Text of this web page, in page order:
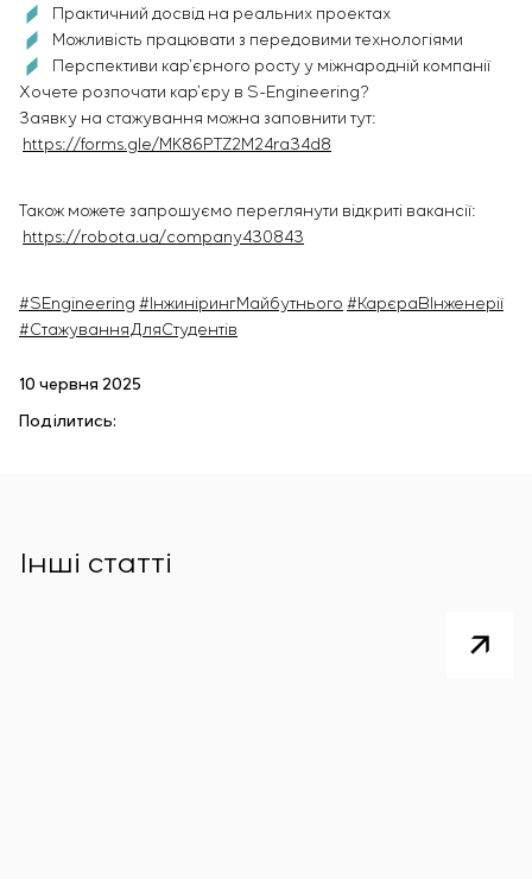
Практичний досвід на реальних проектах
Можливість працювати з передовими технологіями
Перспективи кар’єрного росту у міжнародній компанії
Хочете розпочати кар’єру в S-Engineering?
Заявку на стажування можна заповнити тут:
https://forms.gle/MK86PTZ2M24ra34d8
Також можете запрошуємо переглянути відкриті вакансії:
https://robota.ua/company430843
#SEngineering #ІнжинірингМайбутнього #КарєраВІнженерії
#СтажуванняДляСтудентів
10 червня 2025
Поділитись:
Інші статті